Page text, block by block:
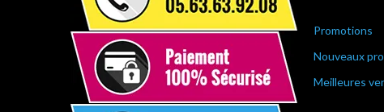
Promotions
Nouveaux
Meilleures